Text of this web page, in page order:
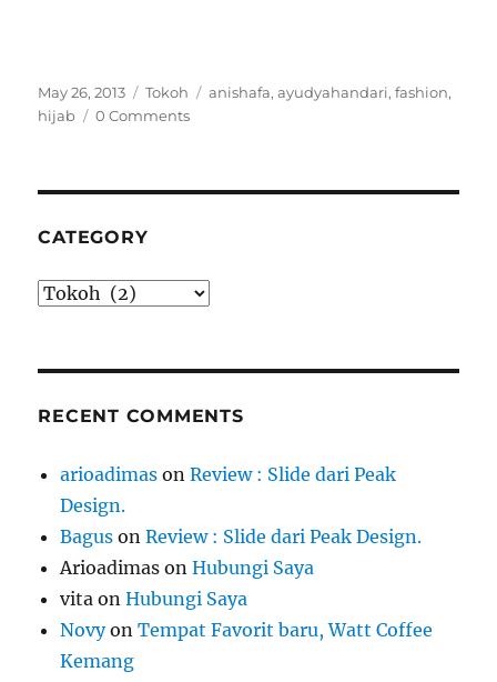
Posted
on
May 26, 2013 Categories
Tokoh Tags
anishafa,ayudyahandari,fashion,
hijab
0 Comments
CATEGORY
Category
RECENT COMMENTS
arioadimas onReview : Slide dari Peak
Design.
Bagus onReview : Slide dari Peak Design.
Arioadimas onHubungi Saya
vita onHubungi Saya
NovyonTempat Favorit baru, Watt Coffee
Kemang